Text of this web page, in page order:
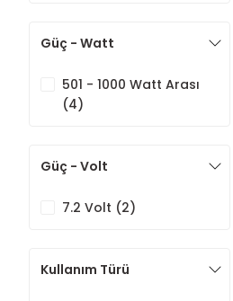
Güç - Watt
501 - 1000 Watt Arası
(4)
Güç - Volt
7.2 Volt (2)
Kullanım Türü